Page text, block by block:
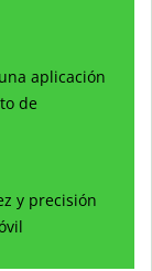
aplicación
de
y precisión